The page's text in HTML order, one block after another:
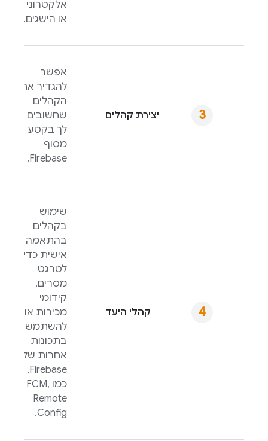
אלקטרוני
או הישגים.
יצירת קהלים
אפשר
להגדיר את
הקהלים
שחשובים
לך בקטע
מסוף
Firebase
.
קהלי היעד
שימוש
בקהלים
בהתאמה
אישית כדי
לטרגט
מסרים,
קידומי
מכירות או
להשתמש
בתכונות
אחרות של
Firebase,
כמו FCM,
Remote
Config
.